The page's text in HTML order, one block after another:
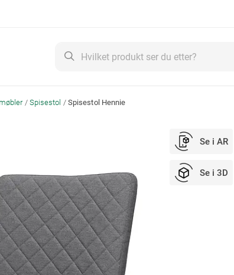
Spisestol Spisestol Hennie
Se i AR
Se i 3D